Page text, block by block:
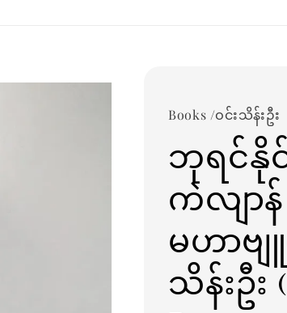
Books /ဝင်းသိန်းဦး
ဘုရင်နို
ကဲလျာ
မဟာဗျူ
သိန်းဦး